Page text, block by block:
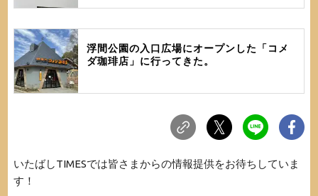
浮間公園の入口広場にオープンした「コメ
ダ珈琲店」に行ってきた。
いたばしTIMESでは皆さまからの情報提供をお待ちしていま
す！